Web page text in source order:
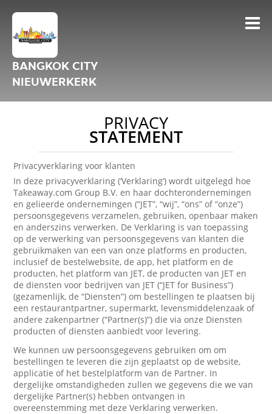
BANGKOK CITY
NIEUWERKERK
PRIVACY
STATEMENT
Privacyverklaring voor klanten
In deze privacyverklaring (‘Verklaring’) wordt uitgelegd hoe
Takeaway.com Group B.V. en haar dochterondernemingen
en gelieerde ondernemingen (“JET”, “wij”, “ons” of “onze”)
persoonsgegevens verzamelen, gebruiken, openbaar maken
en anderszins verwerken. De Verklaring is van toepassing
op de verwerking van persoonsgegevens van klanten die
gebruikmaken van een van onze platforms en producten,
inclusief de bestelwebsite, de app, het platform en de
producten, het platform van JET, de producten van JET en
de diensten voor bedrijven van JET (“JET for Business”)
(gezamenlijk, de “Diensten”) om bestellingen te plaatsen bij
een restaurantpartner, supermarkt, levensmiddelenzaak of
andere zakenpartner (“Partner(s)”) die via onze Diensten
producten of diensten aanbiedt voor levering.
We kunnen uw persoonsgegevens gebruiken om om
bestellingen te leveren die zijn geplaatst op de website,
applicatie of het bestelplatform van de Partner. In
dergelijke omstandigheden zullen we gegevens die we van
dergelijke Partner(s) hebben ontvangen in
overeenstemming met deze Verklaring verwerken.